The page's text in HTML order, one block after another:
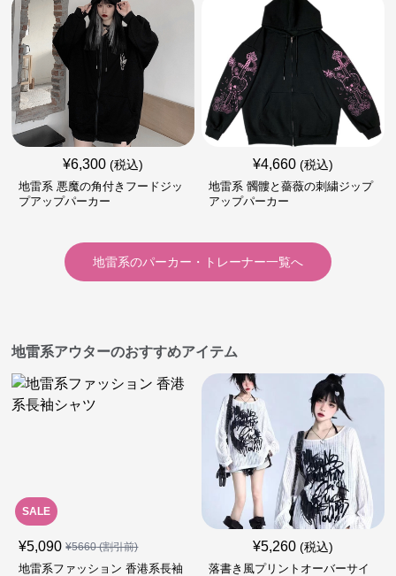
¥6,300 (税込)
地雷系 悪魔の角付きフードジッ
プアップパーカー
¥4,660 (税込)
地雷系 髑髏と薔薇の刺繍ジップ
アップパーカー
地雷系のパーカー・トレーナー一覧へ
地雷系アウターのおすすめアイテム
SALE
¥5,090 ¥5660(割引前)
地雷系ファッション 香港系長袖
¥5,260 (税込)
落書き風プリントオーバーサイ